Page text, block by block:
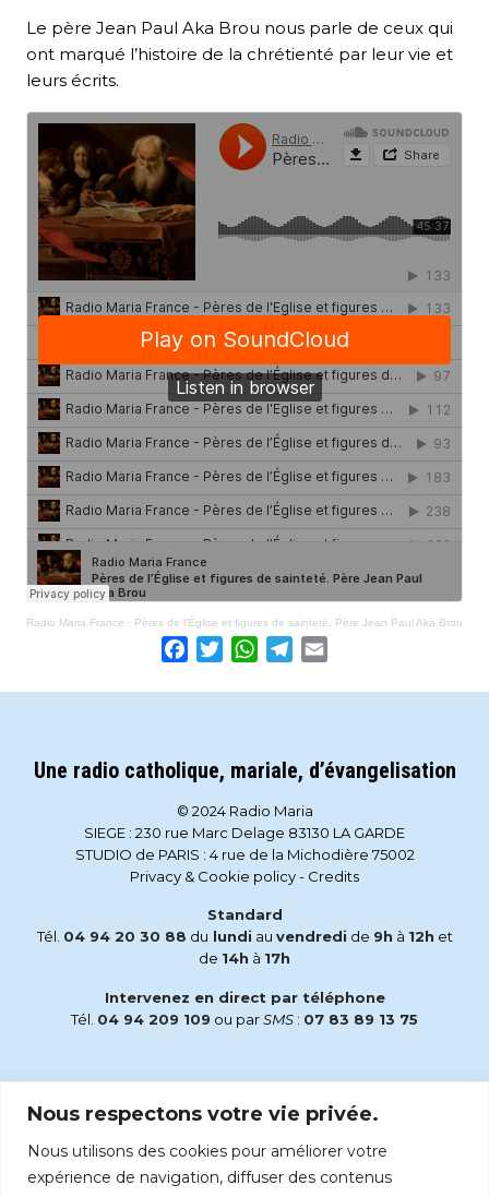
Nous respectons votre vie privée.
Nous utilisons des cookies pour améliorer votre
expérience de navigation, diffuser des contenus
Le père Jean Paul Aka Brou nous parle de ceux qui
ont marqué l’histoire de la chrétienté par leur vie et
leurs écrits.
Radio Maria France · Pères de l’Église et figures de sainteté. Père Jean Paul Aka Brou
Facebook
TwitterWhatsApp
Telegram
Une radio catholique, mariale, d’évangelisation
© 2024 Radio Maria
SIEGE : 230 rue Marc Delage 83130 LA GARDE
STUDIO de PARIS : 4 rue de la Michodière 75002
Privacy & Cookie policy- Credits
Standard
Tél. 04 94 20 30 88 du lundi au vendredi de 9h à 12h et
de 14h à 17h
Intervenez en direct par téléphone
Tél. 04 94 209 109 ou parSMS : 07 83 89 13 75
accueil@radiomaria.fr
Écoutez Radio Maria sur :